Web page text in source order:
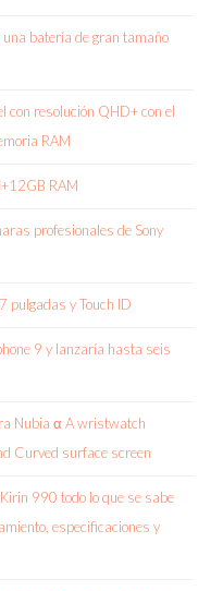
batería de gran tamaño
con resolución QHD+ con el
RAM
RAM
profesionales de Sony
pulgadas y Touch ID
9 y lanzaría hasta seis
Nubia α A wristwatch
Curved surface screen
990 todo lo que se sabe
especificaciones y